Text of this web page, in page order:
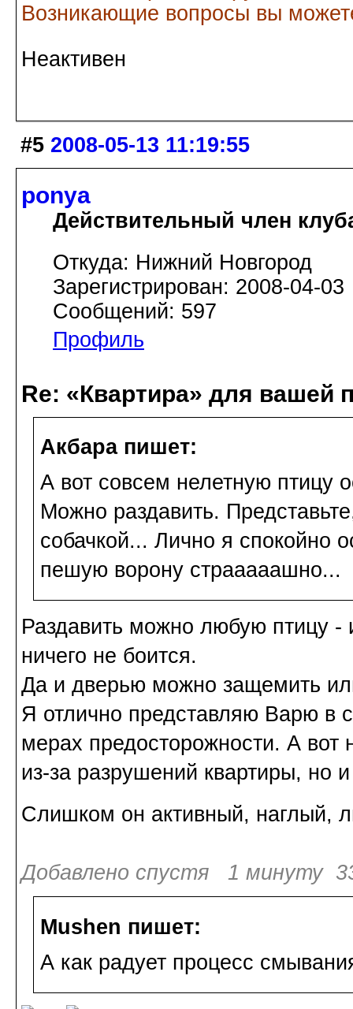
Возникающие вопросы вы
Неактивен
#5 2008-05-13 11:19:55
ponya
Действительный член
Откуда: Нижний Новгород
Зарегистрирован: 2008-04-03
Сообщений: 597
Профиль
Re: «Квартира» для вашей
Акбара пишет:
А вот совсем нелетную птицу
Можно раздавить.
собачкой... Лично я спокойно
пешую ворону страаааашно...
Раздавить можно любую птицу -
ничего не боится.
Да и дверью можно защемить
Я отлично представляю Варю в
мерах предосторожности. А вот
из-за разрушений квартиры, но
Слишком он активный, наглый,
Добавлено спустя 1 минуту
Mushen пишет:
А как радует процесс